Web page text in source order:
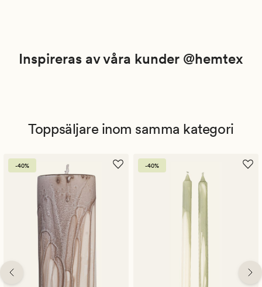
Inspireras av våra kunder @hemtex
Toppsäljare inom samma kategori
-40% -40%